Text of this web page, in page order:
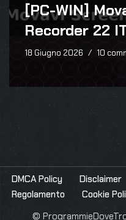
[PC-WIN]
Recorder 22
18 Giugno 2026 10
DMCA Policy Disclaimer
Regolamento
Cookie
©